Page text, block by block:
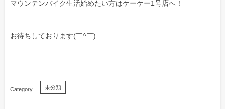
マウンテンバイク生活始めたい方はケーケー1号店へ！
お待ちしております(￣^￣)ゞ
未分類